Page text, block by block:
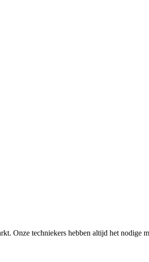
Onze techniekers hebben altijd het nodige